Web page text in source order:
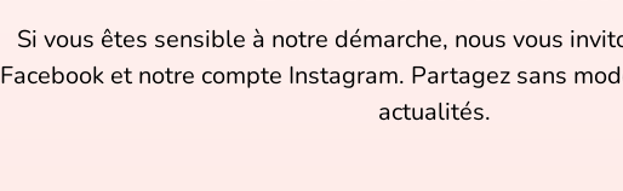
Si vous êtes sensible à notre démarche, nous vous
Facebook et notre compte Instagram. Partagez sans
actualités.